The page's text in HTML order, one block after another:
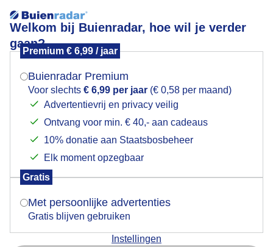
Welkom bij Buienradar, hoe wil je verder
gaan?
Premium € 6,99 / jaar
Buienradar Premium
Voor slechts € 6,99 per jaar (€ 0,58 per maand)
Advertentievrij en privacy veilig
Ontvang voor min. € 40,- aan cadeaus
10% donatie aan Staatsbosbeheer
Elk moment opzegbaar
Gratis
Met persoonlijke advertenties
Gratis blijven gebruiken
Instellingen
Dagpauwoog op pinksterbloem
Mogen we je locatie gebruiken voor het
Indien je hier nog geen akkoord op hebt gegeven,
verschijnt er zo een pop-up uit je browser waarin
Is goed, toon de popup
Nu niet, misschien later